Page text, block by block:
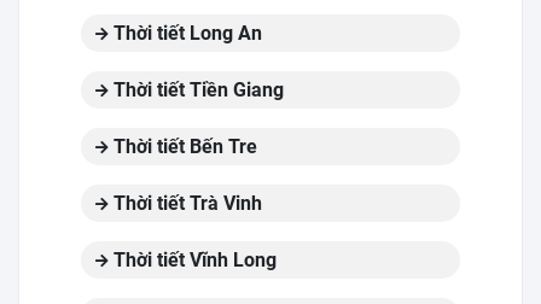
Thời tiết Long An
Thời tiết Tiền Giang
Thời tiết Bến Tre
Thời tiết Trà Vinh
Thời tiết Vĩnh Long